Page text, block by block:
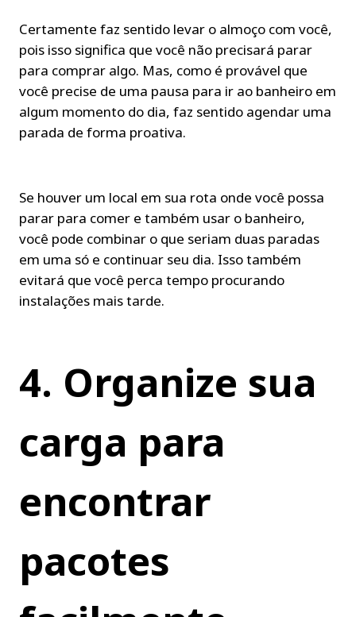
Certamente faz sentido levar o almoço com você,
pois isso significa que você não precisará parar
para comprar algo. Mas, como é provável que
você precise de uma pausa para ir ao banheiro em
algum momento do dia, faz sentido agendar uma
parada de forma proativa.
Se houver um local em sua rota onde você possa
parar para comer e também usar o banheiro,
você pode combinar o que seriam duas paradas
em uma só e continuar seu dia. Isso também
evitará que você perca tempo procurando
instalações mais tarde.
4. Organize sua
carga para
encontrar
pacotes